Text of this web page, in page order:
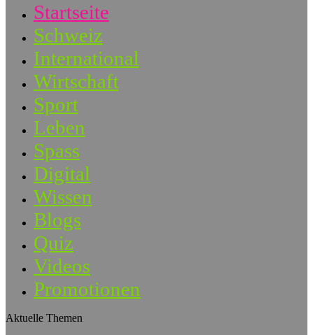
Startseite
Schweiz
International
Wirtschaft
Sport
Leben
Spass
Digital
Wissen
Blogs
Quiz
Videos
Promotionen
Aktuelle Themen